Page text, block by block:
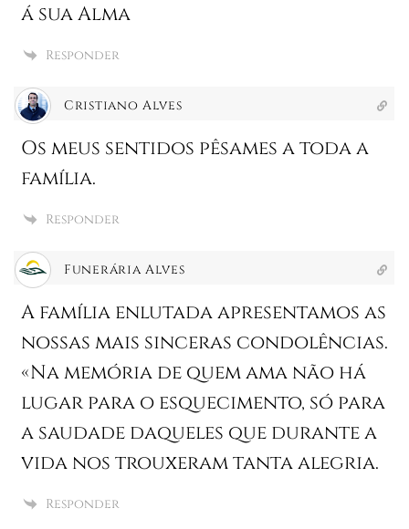
á sua Alma
Responder
Cristiano Alves
Os meus sentidos pêsames a toda a
família.
Responder
Funerária Alves
A família enlutada apresentamos as
nossas mais sinceras condolências.
«Na memória de quem ama não há
lugar para o esquecimento, só para
a saudade daqueles que durante a
vida nos trouxeram tanta alegria.
Responder